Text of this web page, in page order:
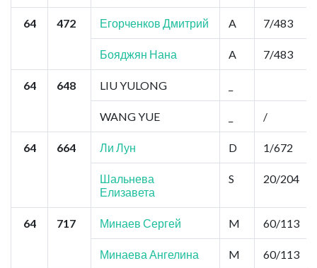
64 472 Егорченков Дмитрий A 7/483
Бояджян Нана A 7/483
64 648 LIU YULONG
WANG YUE /
64 664 Ли Лун D 1/672
Шальнева
Елизавета
S 20/204
64 717 Минаев Сергей M 60/113
Минаева Ангелина M 60/113